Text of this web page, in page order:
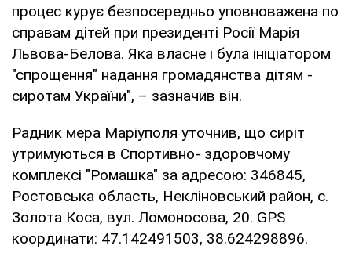
процес курує безпосередньо уповноважена по
справам дітей при президенті Росії Марія
Львова-Белова. Яка власне і була ініціатором
"спрощення" надання громадянства дітям -
сиротам України", – зазначив він.
Радник мера Маріуполя уточнив, що сиріт
утримуються в Спортивно- здоровчому
комплексі "Ромашка" за адресою: 346845,
Ростовська область, Некліновський район, с.
Золота Коса, вул. Ломоносова, 20. GPS
координати: 47.142491503, 38.624298896.